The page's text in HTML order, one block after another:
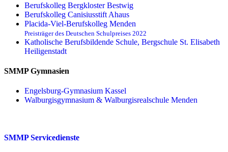
Berufskolleg Bergkloster Bestwig
Berufskolleg Canisiusstift Ahaus
Placida-Viel-Berufskolleg Menden
Preisträger des Deutschen Schulpreises 2022
Katholische Berufsbildende Schule, Bergschule St. Elisabeth
Heiligenstadt
SMMP Gymnasien
Engelsburg-Gymnasium Kassel
Walburgisgymnasium & Walburgisrealschule Menden
SMMP Servicedienste